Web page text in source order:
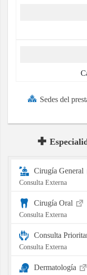
Sedes del
Cirugía General
Consulta Externa
Cirugía Oral
Consulta Externa
Consulta
Consulta Externa
Dermatología